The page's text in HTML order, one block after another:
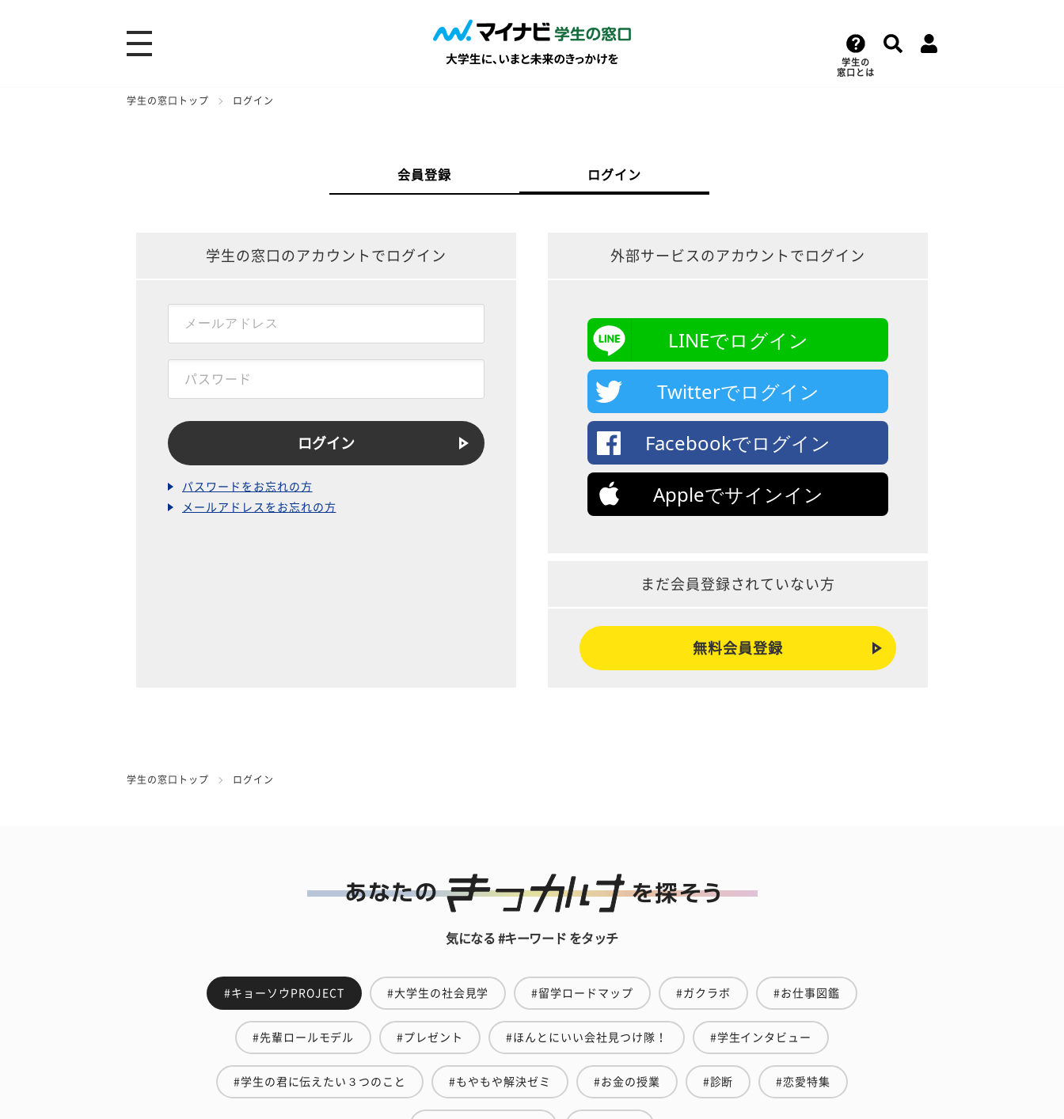
学生の
窓口とは
学生の窓口トップ ログイン
会員登録 ログイン
学生の窓口のアカウントでログイン
パスワードをお忘れの方
メールアドレスをお忘れの方
外部サービスのアカウントでログイン
LINEでログイン
Twitterでログイン
Facebookでログイン
Appleでサインイン
まだ会員登録されていない方
無料会員登録
学生の窓口トップ ログイン
気になる #キーワード をタッチ
#キョーソウPROJECT #大学生の社会見学 #留学ロードマップ #ガクラボ #お仕事図鑑
#先輩ロールモデル #プレゼント #ほんとにいい会社見つけ隊！ #学生インタビュー
#学生の君に伝えたい３つのこと #もやもや解決ゼミ #お金の授業 #診断 #恋愛特集